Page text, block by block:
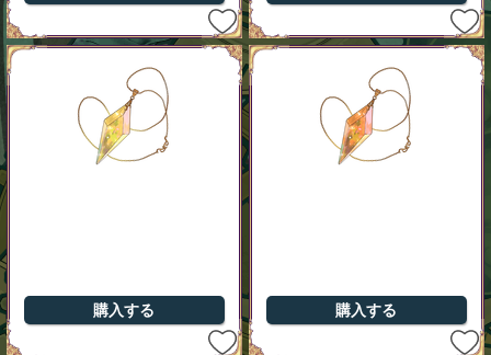
購入する 購入する